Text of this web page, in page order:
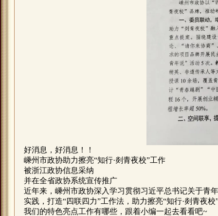
好消息，好消息！！
嵊州市政协助力擦亮“知行·剡青夜校”工作
被浙江政协信息采纳
并在全省政协系统宣传推广
近年来，嵊州市政协深入学习贯彻习近平总书记关于青
实践，打造“四联四力”工作法，助力擦亮“知行·剡青夜
我们的特色亮点工作有哪些，跟着小编一起去看看吧~